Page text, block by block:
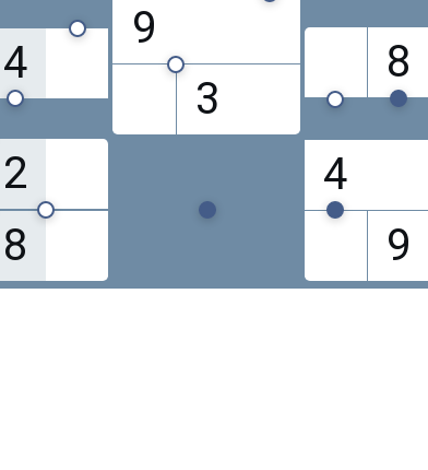
4
9
3
8
2
8
4
9